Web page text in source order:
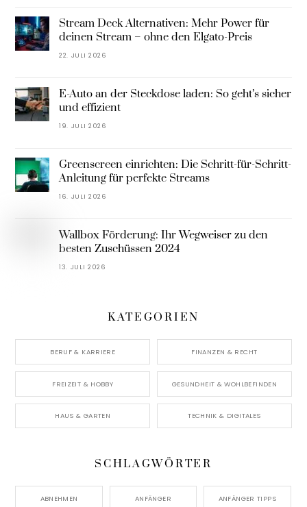
Stream Deck Alternativen: Mehr Power für
deinen Stream – ohne den Elgato-Preis
22. JULI 2026
E-Auto an der Steckdose laden: So geht’s sicher
und effizient
19. JULI 2026
Greenscreen einrichten: Die Schritt-für-Schritt-
Anleitung für perfekte Streams
16. JULI 2026
Wallbox Förderung: Ihr Wegweiser zu den
besten Zuschüssen 2024
13. JULI 2026
KATEGORIEN
BERUF & KARRIERE FINANZEN & RECHT
FREIZEIT & HOBBY GESUNDHEIT & WOHLBEFINDEN
HAUS & GARTEN TECHNIK & DIGITALES
SCHLAGWÖRTER
ABNEHMEN ANFÄNGER ANFÄNGER TIPPS